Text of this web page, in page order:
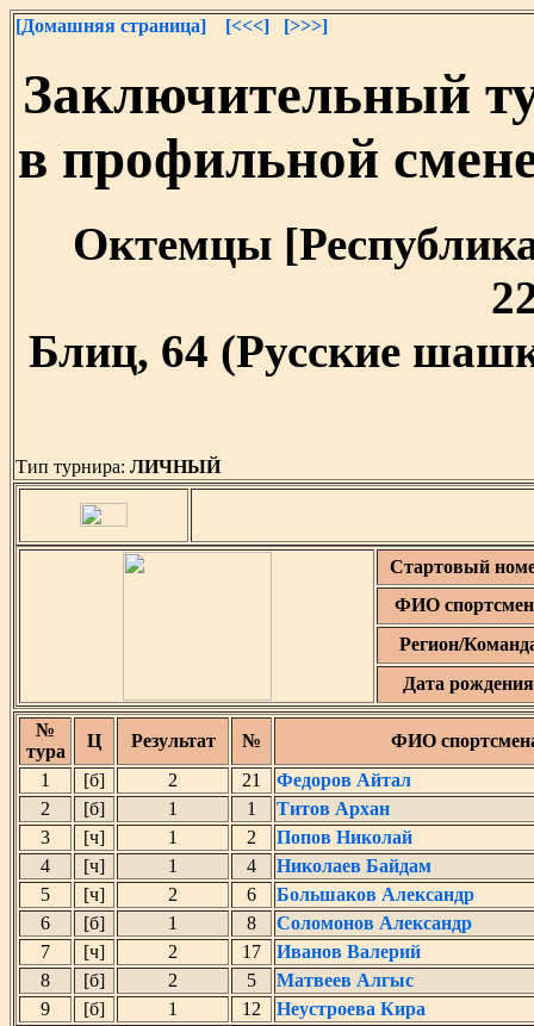
[Домашняя страница] [<<<] [>>>]
Заключительный
в профильной
Октемцы
Блиц, 64 (Русские
Тип турнира: ЛИЧНЫЙ
Стартовый
ФИО
Регион/
Дата рождения
№
тура
Ц Результат №
ФИО
1
[б] 2 21
Федоров Айтал
2
[б] 1 1
Титов Архан
3
[ч] 1 2
Попов Николай
4
[ч] 1 4
Николаев Байдам
5
[ч] 2 6
Большаков Александр
6
[б] 1 8
Соломонов Александр
7
[ч] 2 17
Иванов Валерий
8
[б] 2 5
Матвеев Алгыс
9
[б] 1 12
Неустроева Кира